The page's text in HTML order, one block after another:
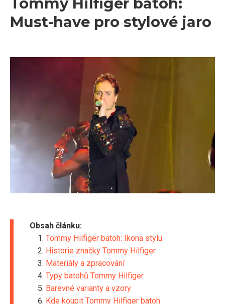
Must-have pro stylové jaro
Obsah článku:
Tommy Hilfiger batoh: Ikona stylu
Historie značky Tommy Hilfiger
Materiály a zpracování
Typy batohů Tommy Hilfiger
Barevné varianty a vzory
Kde koupit Tommy Hilfiger batoh